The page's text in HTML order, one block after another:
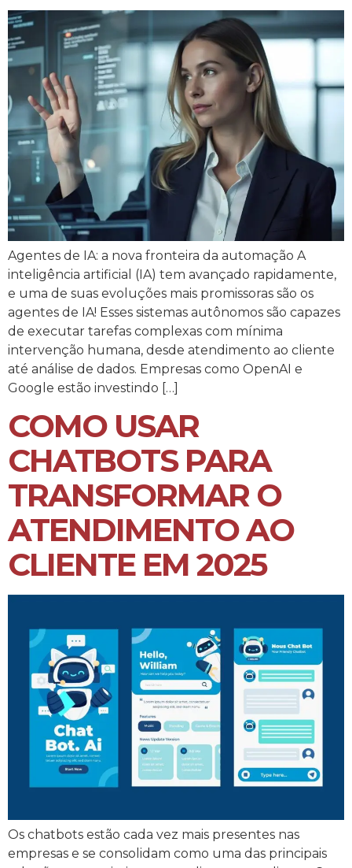
Agentes de IA: a nova fronteira da automação A
inteligência artificial (IA) tem avançado rapidamente,
e uma de suas evoluções mais promissoras são os
agentes de IA! Esses sistemas autônomos são capazes
de executar tarefas complexas com mínima
intervenção humana, desde atendimento ao cliente
até análise de dados. Empresas como OpenAI e
Google estão investindo […]
COMO USAR
CHATBOTS PARA
TRANSFORMAR O
ATENDIMENTO AO
CLIENTE EM 2025
Os chatbots estão cada vez mais presentes nas
empresas e se consolidam como uma das principais